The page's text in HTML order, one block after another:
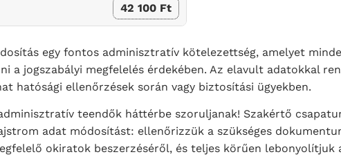
42 100 Ft
egy fontos adminisztratív kötelezettség, amelyet
a jogszabályi megfelelés érdekében. Az elavult adatokkal
hatósági ellenőrzések során vagy biztosítási ügyekben.
teendők háttérbe szoruljanak! Szakértő
adat módosítást: ellenőrizzük a szükséges
okiratok beszerzéséről, és teljes körűen lebonyolítjuk